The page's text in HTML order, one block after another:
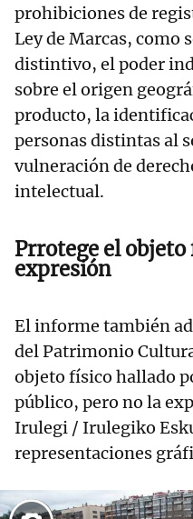
prohibiciones de
Ley de Marcas, como
distintivo, el poder
sobre el origen
producto, la
personas distintas al
vulneración de
intelectual.
Prrotege el
expresión
El informe también
del Patrimonio
objeto físico hallado
público, pero no la
Irulegi / Irulegiko
representaciones